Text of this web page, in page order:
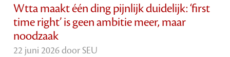
Wtta maakt één ding pijnlijk duidelijk: ‘first
time right’ is geen ambitie meer, maar
noodzaak
22 juni 2026 doorSEU